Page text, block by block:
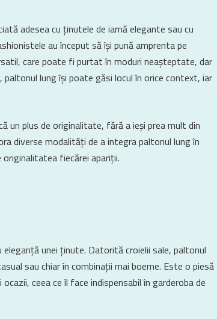
adesea cu ținutele de iarnă elegante sau cu
au început să își pună amprenta pe
care poate fi purtat în moduri neașteptate, dar
lung își poate găsi locul în orice context, iar
un plus de originalitate, fără a ieși prea mult din
diverse modalități de a integra paltonul lung în
fiecărei apariții.
unei ținute. Datorită croielii sale, paltonul
sau chiar în combinații mai boeme. Este o piesă
ceea ce îl face indispensabil în garderoba de